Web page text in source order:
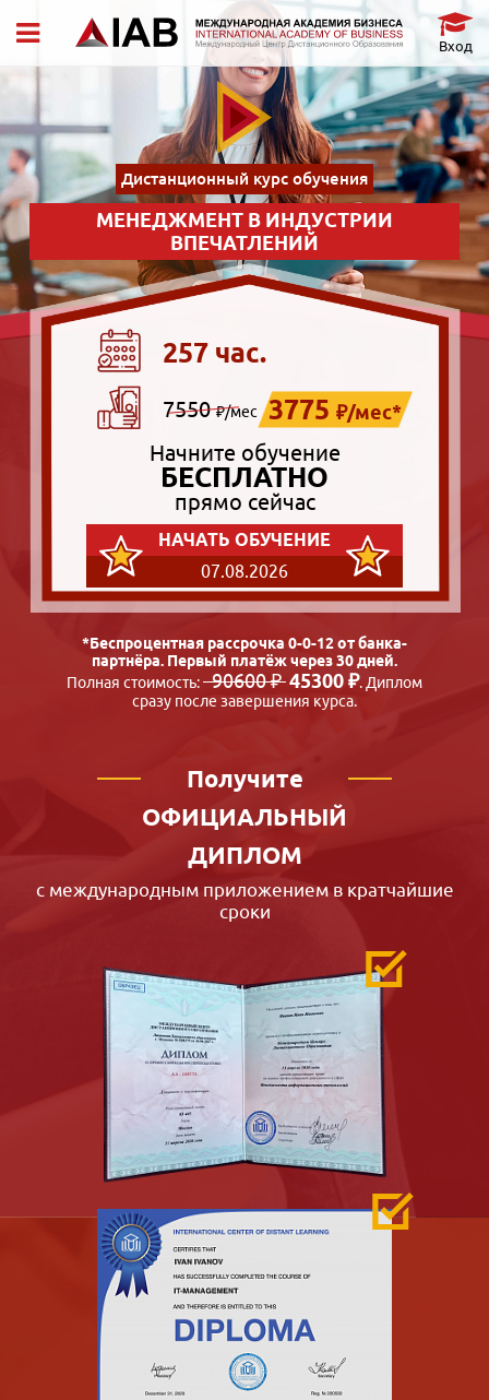
Вход
Дистанционный курс обучения
МЕНЕДЖМЕНТ В ИНДУСТРИИ
ВПЕЧАТЛЕНИЙ
257 час.
7550₽/мес 3775 ₽/мес*
Начните обучение
БЕСПЛАТНО
прямо сейчас
НАЧАТЬ ОБУЧЕНИЕ
07.08.2026
*Беспроцентная рассрочка 0-0-12 от банка-
партнёра. Первый платёж через 30 дней.
Полная стоимость:90600 ₽45300 ₽. Диплом
сразу после завершения курса.
Получите
ОФИЦИАЛЬНЫЙ
ДИПЛОМ
с международным приложением в кратчайшие
сроки